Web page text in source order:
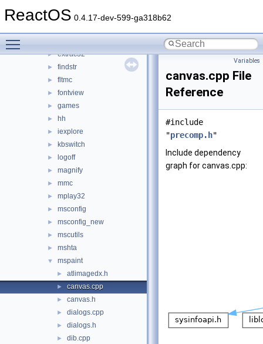
ReactOS 0.4.17-dev-599-ga318b62
► control
► extrac32
► findstr
► fltmc
► fontview
► games
► hh
► iexplore
► kbswitch
► logoff
► magnify
► mmc
► mplay32
► msconfig
► msconfig_new
► mscutils
► mshta
▼ mspaint
► atlimagedx.h
► canvas.cpp
► canvas.h
► dialogs.cpp
► dialogs.h
► dib.cpp
Variables
canvas.cpp File
Reference
#include
"precomp.h"
Include dependency
graph for canvas.cpp: